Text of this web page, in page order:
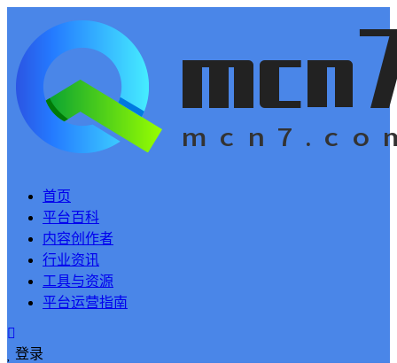
首页
平台百科
内容创作者
行业资讯
工具与资源
平台运营指南
登录